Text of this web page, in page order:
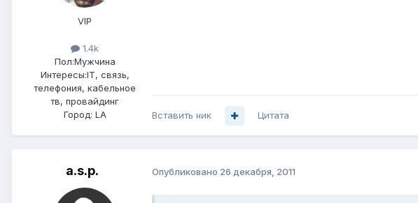
VIP
1.4k
Пол:Мужчина
Интересы:IT, связь,
телефония, кабельное
тв, провайдинг
Город: LA Вставить ник Цитата
a.s.p. Опубликовано 26 декабря, 2011